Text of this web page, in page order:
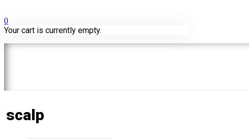
0
Your cart is currently empty.
scalp